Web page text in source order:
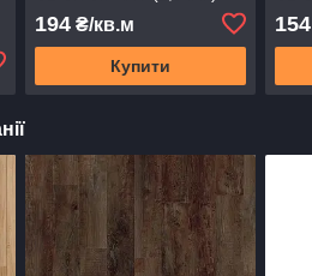
194₴/кв.м
Купити
154